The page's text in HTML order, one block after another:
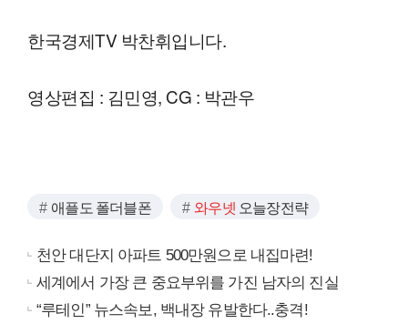
한국경제TV 박찬휘입니다.
영상편집 : 김민영, CG : 박관우
애플도 폴더블폰 와우넷 오늘장전략
천안 대단지 아파트 500만원으로 내집마련!
세계에서 가장 큰 중요부위를 가진 남자의 진실
“루테인” 뉴스속보, 백내장 유발한다..충격!